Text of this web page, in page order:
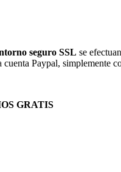
seguro SSL se
cuenta Paypal, simplemente
GRATIS